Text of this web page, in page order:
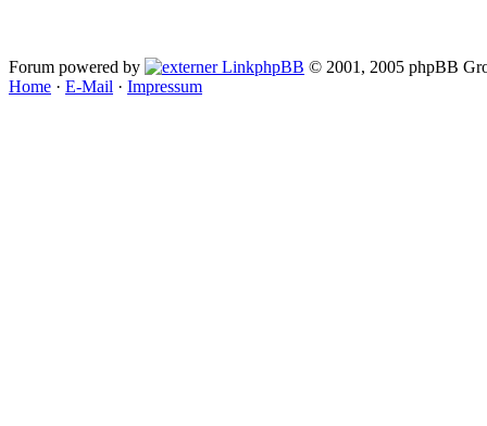
Forum powered by phpBB © 2001, 2005 phpBB
Home · E-Mail · Impressum